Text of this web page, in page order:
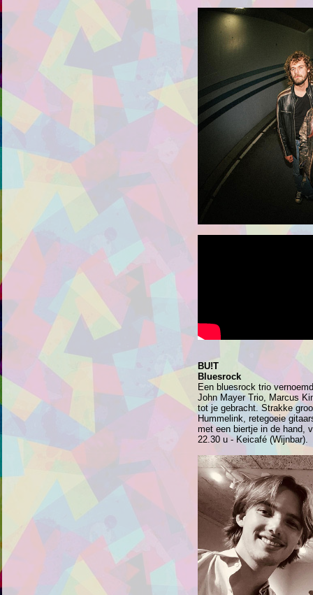
BU!T
Bluesrock
Een bluesrock trio
John Mayer Trio, Marcus
tot je gebracht. Strakke
Hummelink, retegoeie
met een biertje in de hand,
22.30 u - Keicafé (Wijnbar).